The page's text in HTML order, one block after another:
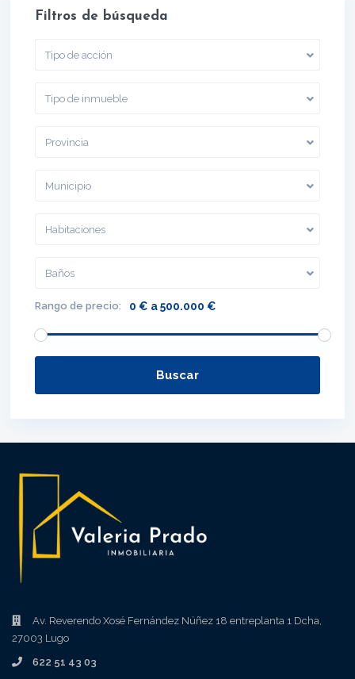
Filtros de búsqueda
Tipo de acción
Tipo de inmueble
Provincia
Municipio
Habitaciones
Baños
Rango de precio: 0 € a 500.000 €
Buscar
Av. Reverendo Xosé Fernández Núñez 18 entreplanta 1 Dcha,
27003 Lugo
622 51 43 03